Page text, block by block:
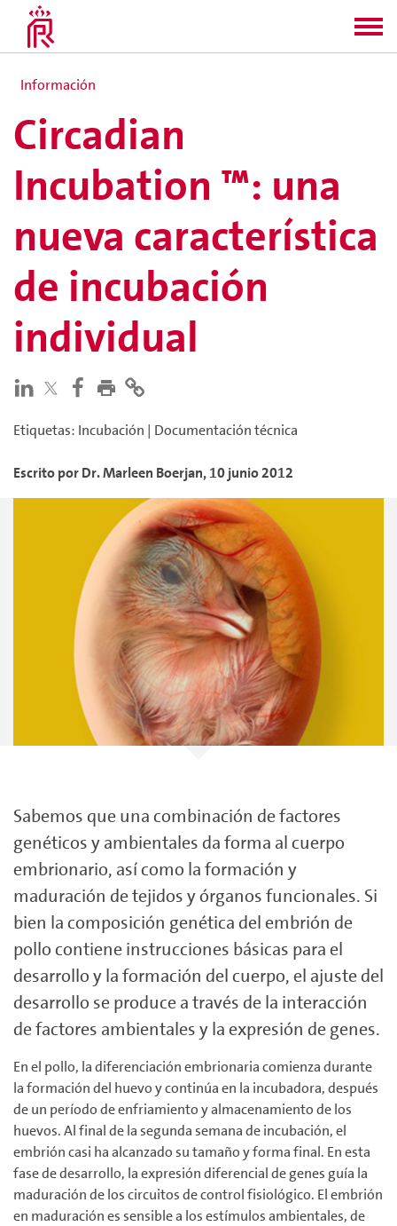
Información
Circadian
Incubation ™: una
nueva característica
de incubación
individual
Etiquetas: Incubación | Documentación técnica
Escrito porDr. Marleen Boerjan,10 junio 2012
Sabemos que una combinación de factores
genéticos y ambientales da forma al cuerpo
embrionario, así como la formación y
maduración de tejidos y órganos funcionales. Si
bien la composición genética del embrión de
pollo contiene instrucciones básicas para el
desarrollo y la formación del cuerpo, el ajuste del
desarrollo se produce a través de la interacción
de factores ambientales y la expresión de genes.
En el pollo, la diferenciación embrionaria comienza durante
la formación del huevo y continúa en la incubadora, después
de un período de enfriamiento y almacenamiento de los
huevos. Al final de la segunda semana de incubación, el
embrión casi ha alcanzado su tamaño y forma final. En esta
fase de desarrollo, la expresión diferencial de genes guía la
maduración de los circuitos de control fisiológico. El embrión
en maduración es sensible a los estímulos ambientales, de